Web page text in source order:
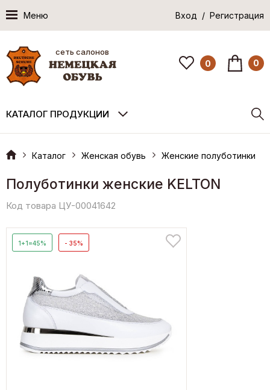
Меню Вход / Регистрация
сеть салонов
0 0
КАТАЛОГ ПРОДУКЦИИ
Каталог Женская обувь Женские полуботинки
Полуботинки женские KELTON
Код товара ЦУ-00041642
1+1=45% - 35%